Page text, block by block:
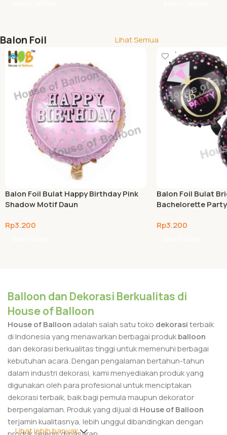
Balon Foil Lihat Semua
Balon Foil Bulat Happy Birthday Pink
Shadow Motif Daun
Rp3.200
Balon Foil Bulat
Bachelorette
Rp3.200
Balloon dan Dekorasi Berkualitas di
House of Balloon
House of Balloon adalah salah satu toko dekorasiterbaik
di Indonesia yang menawarkan berbagai produkballoon
dan dekorasi berkualitas tinggi untuk memenuhi berbagai
kebutuhan acara. Dengan pengalaman bertahun-tahun
dalam industri dekorasi, kami menyediakan produk yang
digunakan oleh para profesional untuk menciptakan
dekorasi terbaik, baik bagi pemula maupun dekorator
berpengalaman. Produk yang dijual di House of Balloon
terjamin kualitasnya, lebih unggul dibandingkan dengan
Lihat lebih banyak